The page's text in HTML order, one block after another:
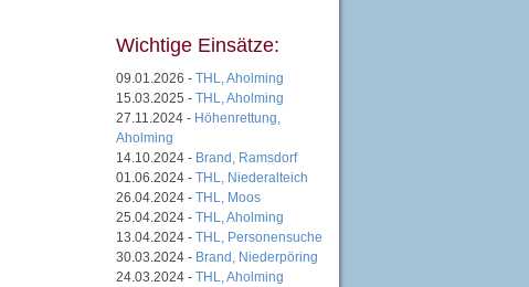
Wichtige Einsätze:
09.01.2026 - THL, Aholming
15.03.2025 - THL, Aholming
27.11.2024 - Höhenrettung,
Aholming
14.10.2024 - Brand, Ramsdorf
01.06.2024 - THL, Niederalteich
26.04.2024 - THL, Moos
25.04.2024 - THL, Aholming
13.04.2024 - THL, Personensuche
30.03.2024 - Brand, Niederpöring
24.03.2024 - THL, Aholming